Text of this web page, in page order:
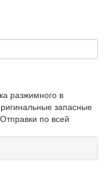
разжимного в
запасные
по всей